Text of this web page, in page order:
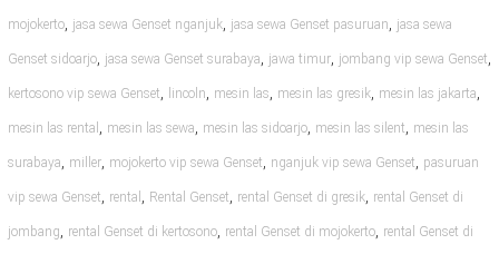
mojokerto, jasa sewa Genset nganjuk, jasa sewa Genset pasuruan, jasa sewa
Genset sidoarjo, jasa sewa Genset surabaya, jawa timur, jombang vip sewa Genset,
kertosono vip sewa Genset, lincoln, mesin las, mesin las gresik, mesin las jakarta,
mesin las rental , mesin las sewa, mesin las sidoarjo, mesin las silent, mesin las
surabaya, miller, mojokerto vip sewa Genset, nganjuk vip sewa Genset, pasuruan
vip sewa Genset, rental , Rental Genset, rental Genset di gresik, rental Genset di
jombang, rental Genset di kertosono, rental Genset di mojokerto, rental Genset di